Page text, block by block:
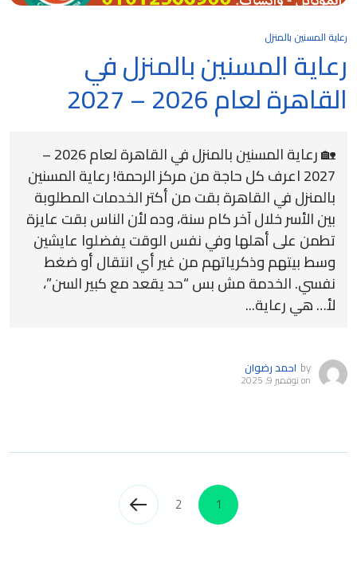
رعاية المسنين بالمنزل
رعاية المسنين بالمنزل في
القاهرة لعام 2026 – 2027
🏡 رعاية المسنين بالمنزل في القاهرة لعام 2026 –
2027 اعرف كل حاجة من مركز الرحمة! رعاية المسنين
بالمنزل في القاهرة بقت من أكتر الخدمات المطلوبة
بين الأسر خلال آخر كام سنة، وده لأن الناس بقت عايزة
تطمن على أهلها وفي نفس الوقت يفضلوا عايشين
وسط بيتهم وذكرياتهم من غير أي انتقال أو ضغط
نفسي. الخدمة مش بس “حد يقعد مع كبير السن”،
لأ… هي رعاية...
by احمد رضوان
onنوفمبر 9, 2025
1
2